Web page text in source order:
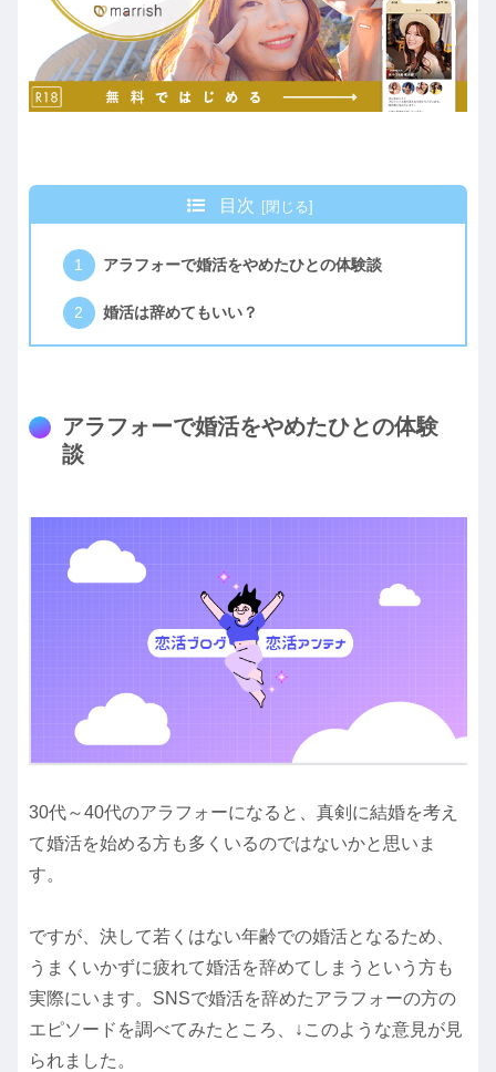
目次
アラフォーで婚活をやめたひとの体験談
婚活は辞めてもいい？
アラフォーで婚活をやめたひとの体験
談
30代～40代のアラフォーになると、真剣に結婚を考え
て婚活を始める方も多くいるのではないかと思いま
す。
ですが、決して若くはない年齢での婚活となるため、
うまくいかずに疲れて婚活を辞めてしまうという方も
実際にいます。SNSで婚活を辞めたアラフォーの方の
エピソードを調べてみたところ、↓このような意見が見
られました。